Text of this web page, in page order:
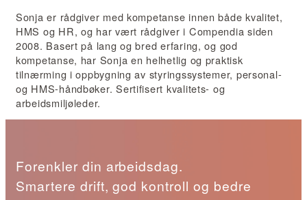
Sonja er rådgiver med kompetanse innen både kvalitet,
HMS og HR, og har vært rådgiver i Compendia siden
2008. Basert på lang og bred erfaring, og god
kompetanse, har Sonja en helhetlig og praktisk
tilnærming i oppbygning av styringssystemer, personal-
og HMS-håndbøker. Sertifisert kvalitets- og
arbeidsmiljøleder.
Forenkler din arbeidsdag.
Smartere drift, god kontroll og bedre